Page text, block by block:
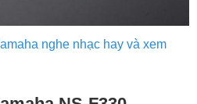
và độ nhạy 89 dB, Yamaha